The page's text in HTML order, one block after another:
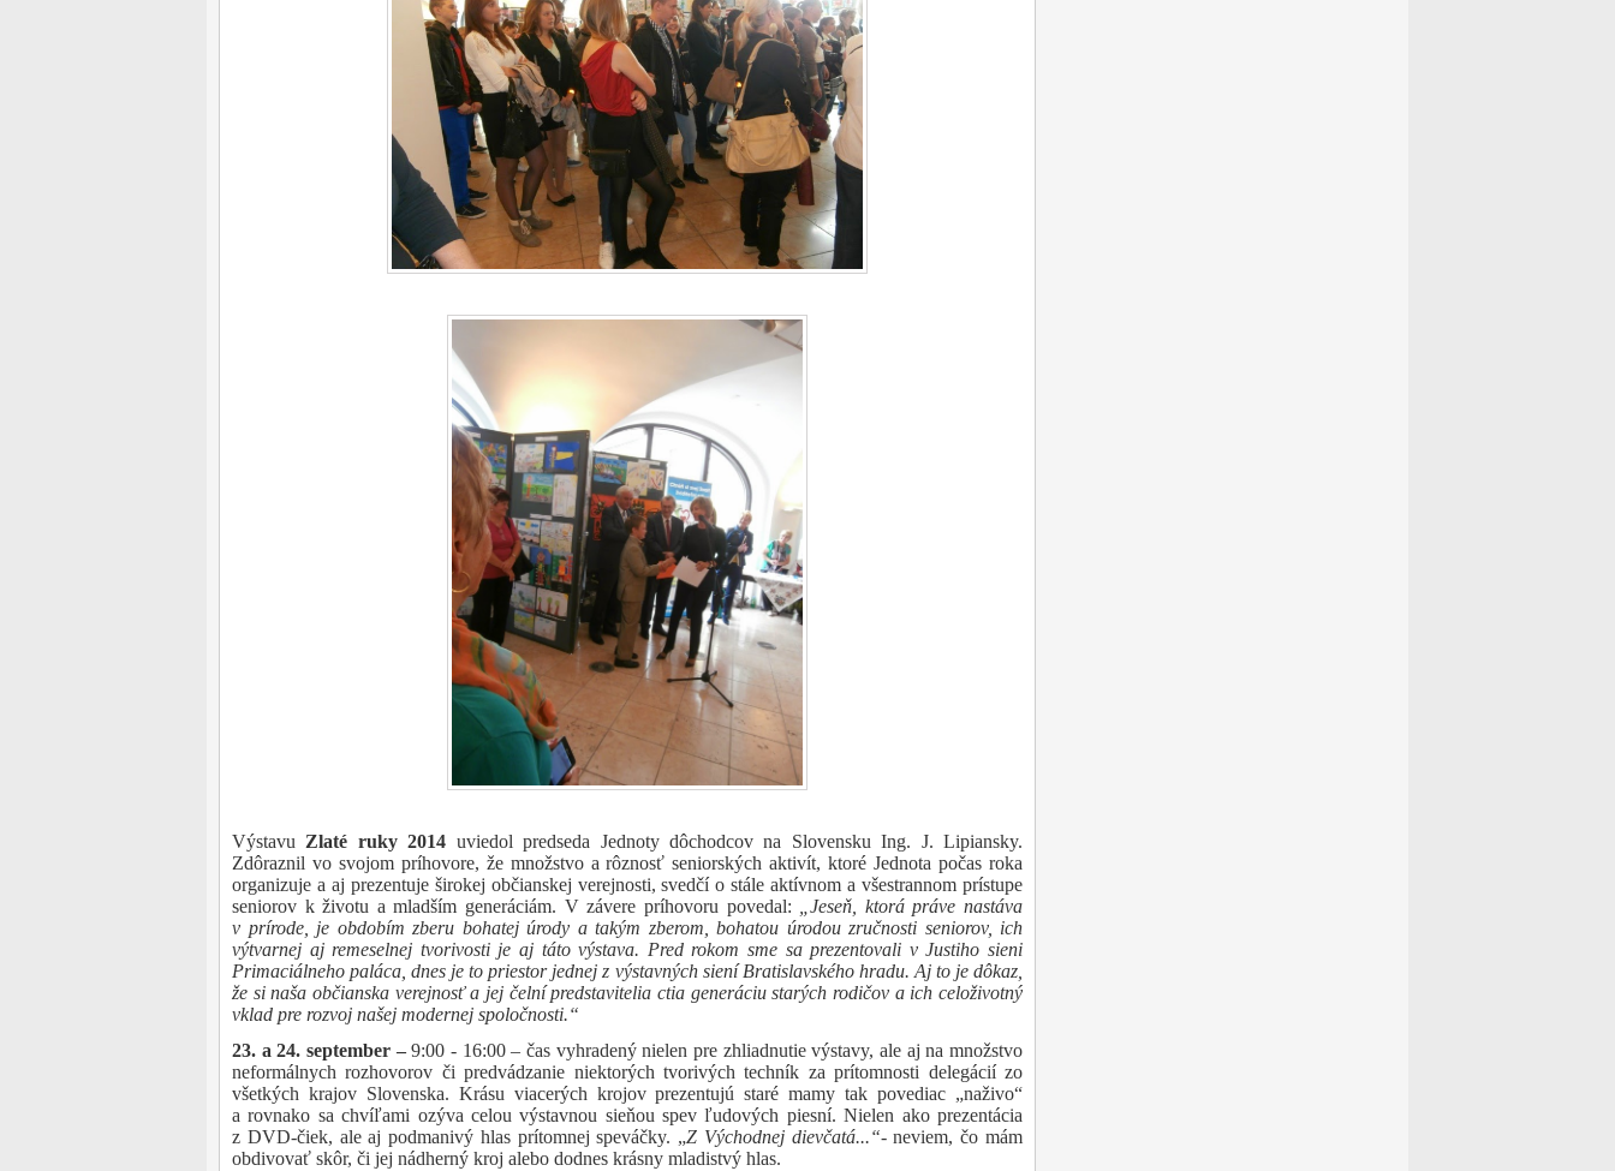
Výstavu Zlaté ruky 2014 uviedol predseda Jednoty dôchodcov na Slovensku Ing. J. Lipiansky.
Zdôraznil vo svojom príhovore, že množstvo a rôznosť seniorských aktivít, ktoré Jednota počas roka
organizuje a aj prezentuje širokej občianskej verejnosti, svedčí o stále aktívnom a všestrannom prístupe
seniorov k životu a mladším generáciám. V závere príhovoru povedal:
„Jeseň, ktorá práve nastáva
v prírode, je obdobím zberu bohatej úrody a takým zberom, bohatou úrodou zručnosti seniorov, ich
výtvarnej aj remeselnej tvorivosti je aj táto výstava. Pred rokom sme sa prezentovali v Justiho sieni
Primaciálneho paláca, dnes je to priestor jednej z výstavných siení Bratislavského hradu. Aj to je dôkaz,
že si naša občianska verejnosť a jej čelní predstavitelia ctia generáciu starých rodičov a ich celoživotný
vklad pre rozvoj našej modernej spoločnosti.“
23. a 24. september –9:00 - 16:00 – čas vyhradený nielen pre zhliadnutie výstavy, ale aj na množstvo
neformálnych rozhovorov či predvádzanie niektorých tvorivých techník za prítomnosti delegácií zo
všetkých krajov Slovenska. Krásu viacerých krojov prezentujú staré mamy tak povediac „naživo“
a rovnako sa chvíľami ozýva celou výstavnou sieňou spev ľudových piesní. Nielen ako prezentácia
z DVD-čiek, ale aj podmanivý hlas prítomnej speváčky. „Z Východnej dievčatá...“-neviem, čo mám
obdivovať skôr, či jej nádherný kroj alebo dodnes krásny mladistvý hlas.